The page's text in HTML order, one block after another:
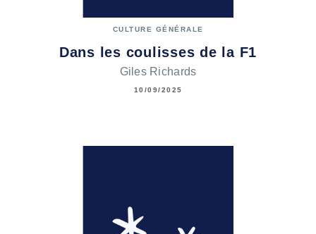
CULTURE GÉNÉRALE
Dans les coulisses de la F1
Giles Richards
10/09/2025